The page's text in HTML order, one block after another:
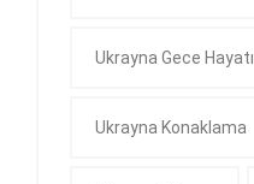
Ukrayna Gece Hayatı
Ukrayna Konaklama